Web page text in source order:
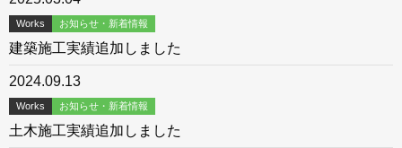
Works お知らせ・新着情報
建築施工実績追加しました
2024.09.13
Works お知らせ・新着情報
土木施工実績追加しました